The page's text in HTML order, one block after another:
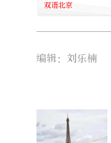
双语北京
编辑：刘乐楠